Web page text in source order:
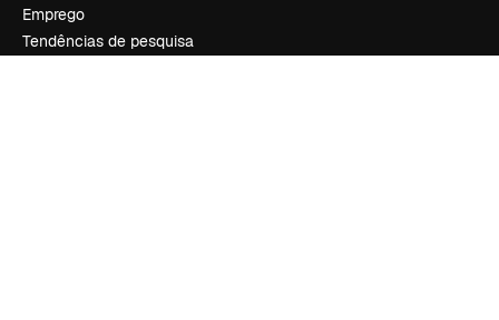
Emprego
Tendências de pesquisa